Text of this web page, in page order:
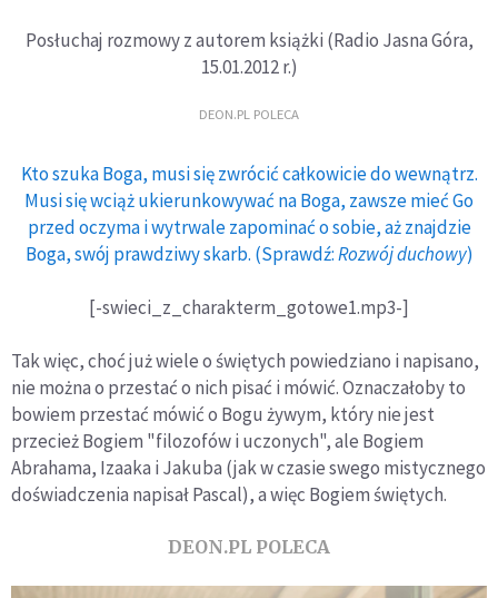
Posłuchaj rozmowy z autorem książki (Radio Jasna Góra,
15.01.2012 r.)
DEON.PL POLECA
Kto szuka Boga, musi się zwrócić całkowicie do wewnątrz.
Musi się wciąż ukierunkowywać na Boga, zawsze mieć Go
przed oczyma i wytrwale zapominać o sobie, aż znajdzie
Boga, swój prawdziwy skarb. (Sprawdź:Rozwój duchowy)
[-swieci_z_charakterm_gotowe1.mp3-]
Tak więc, choć już wiele o świętych powiedziano i napisano,
nie można o przestać o nich pisać i mówić. Oznaczałoby to
bowiem przestać mówić o Bogu żywym, który nie jest
przecież Bogiem "filozofów i uczonych", ale Bogiem
Abrahama, Izaaka i Jakuba (jak w czasie swego mistycznego
doświadczenia napisał Pascal), a więc Bogiem świętych.
DEON.PL POLECA